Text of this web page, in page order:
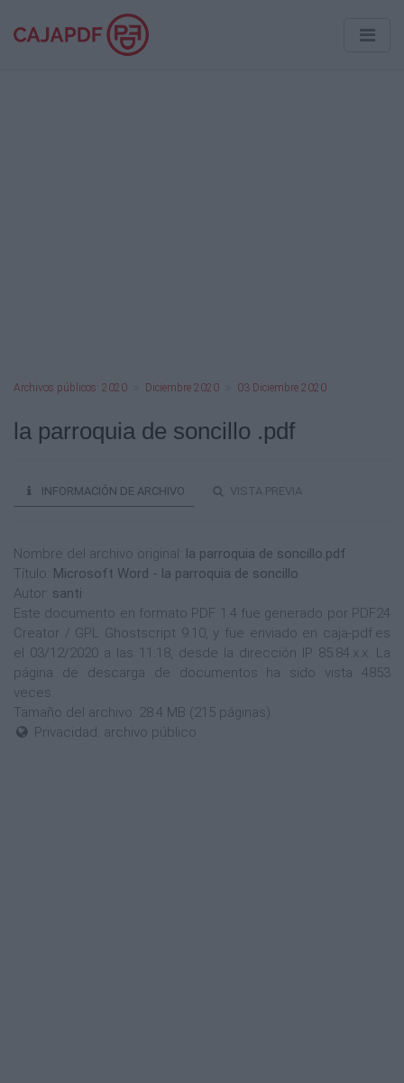
Archivos públicos: 2020 Diciembre 2020 03 Diciembre 2020
la parroquia de soncillo .pdf
INFORMACIÓN DE ARCHIVO VISTA PREVIA
Nombre del archivo original: la parroquia de soncillo.pdf
Título: Microsoft Word - la parroquia de soncillo
Autor: santi
Este documento en formato PDF 1.4 fue generado por PDF24
Creator / GPL Ghostscript 9.10, y fue enviado en caja-pdf.es
el 03/12/2020 a las 11:18, desde la dirección IP 85.84.x.x. La
página de descarga de documentos ha sido vista 4853
veces.
Tamaño del archivo: 28.4 MB (215 páginas).
Privacidad: archivo público